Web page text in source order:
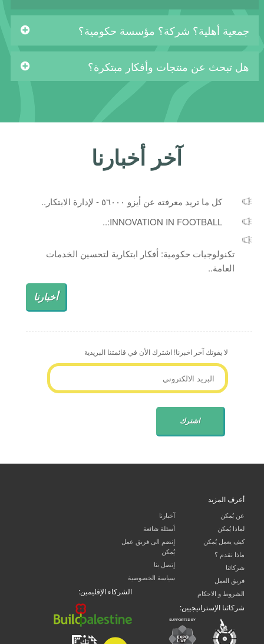
جمعية أهلية؟ شركة؟ مؤسسة حكومية؟
هل تبحث عن منتجات وأفكار مبتكرة؟
آخر أخبارنا
كل ما تريد معرفته عن أيزو ٥٦٠٠٠ - لإدارة الابتكار..
INNOVATION IN FOOTBALL:..
تكنولوجيات حكومية: أفكار ابتكارية لتحسين الخدمات
العامة..
أخبارنا
لا يفوتك آخر اخبرنا! اشترك الأن في قائمتنا البريدية
أعرف المزيد
عن يُمكن
لماذا يُمكن
كيف يعمل يُمكن
ماذا نقدم ؟
شركائنا
فريق العمل
الشروط و الاحكام
آخبارنا
أسئلة شائعة
إنضم الى فريق عمل
يُمكن
إتصل بنا
سياسة الخصوصية
الشركاء الإقليمين:
شركائنا الإستراتيجيين: